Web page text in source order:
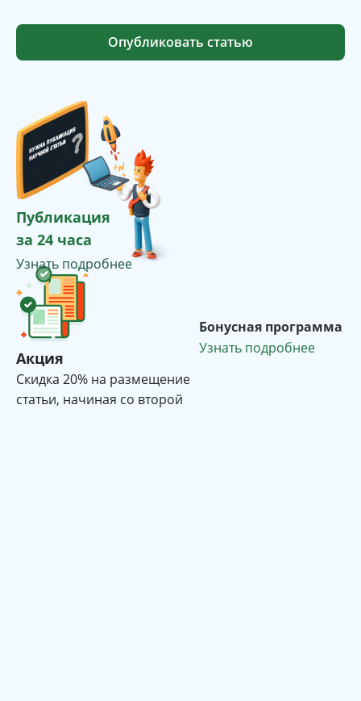
Опубликовать статью
Публикация
за 24 часа
Узнать подробнее
Акция
Cкидка 20% на размещение
статьи, начиная со второй
Бонусная программа
Узнать подробнее